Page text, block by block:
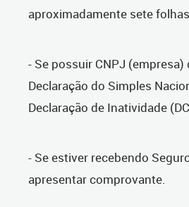
aproximadamente sete
- Se possuir CNPJ
Declaração do Simples
Declaração de Inatividade
- Se estiver recebendo
apresentar comprovante.